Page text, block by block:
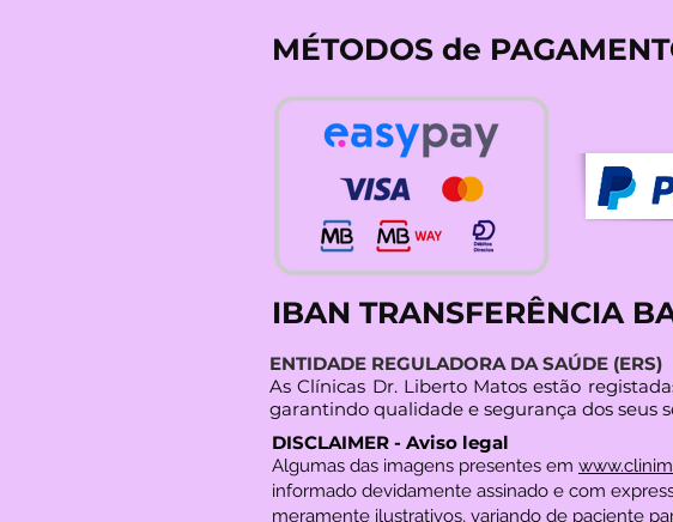
MÉTODOS de
IBAN TRANSFERÊNCIA
ENTIDADE REGULADORA DA SAÚDE (ERS)
As Clínicas Dr. Liberto Matos estão
garantindo qualidade e segurança dos seus
DISCLAIMER - Aviso legal
Algumas das imagens presentes em
informado devidamente assinado e com
meramente ilustrativos, variando de paciente